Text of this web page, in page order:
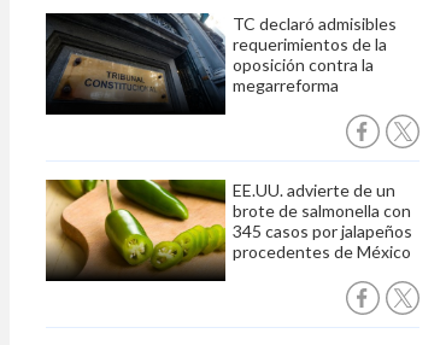
TC declaró admisibles
requerimientos de la
oposición contra la
megarreforma
EE.UU. advierte de un
brote de salmonella con
345 casos por jalapeños
procedentes de México